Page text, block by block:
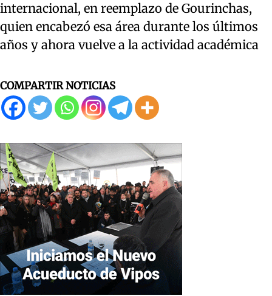
internacional, en reemplazo de Gourinchas,
quien encabezó esa área durante los últimos
años y ahora vuelve a la actividad académica
COMPARTIR NOTICIAS